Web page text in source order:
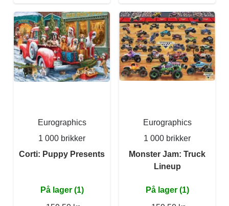
Eurographics
1 000 brikker
Corti: Puppy Presents
På lager (1)
Eurographics
1 000 brikker
Monster Jam: Truck
Lineup
På lager (1)